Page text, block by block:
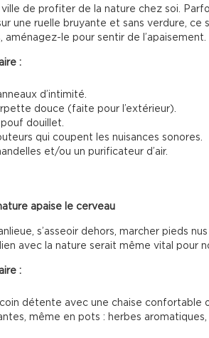
de profiter de la nature chez soi.
une ruelle bruyante et sans verdure, ce
aménagez-le pour sentir de l’apaisement.
:
d’intimité.
douce (faite pour l’extérieur).
douillet.
qui coupent les nuisances sonores.
et/ou un purificateur d’air.
apaise le cerveau
s’asseoir dehors, marcher pieds
avec la nature serait même vital pour
:
détente avec une chaise confortable
même en pots : herbes aromatiques,